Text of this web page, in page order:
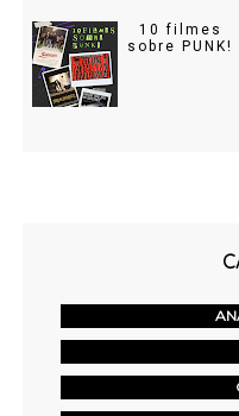
10 filmes
sobre PUNK!